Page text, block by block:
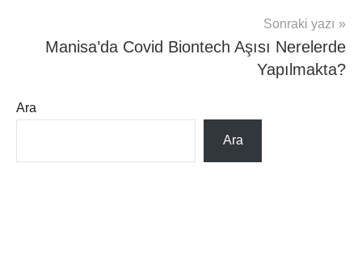
Sonraki yazı
Manisa’da Covid Biontech Aşısı Nerelerde
Yapılmakta?
Ara
Ara